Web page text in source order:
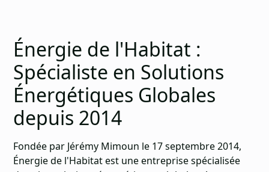
Énergie de l'Habitat :
Spécialiste en Solutions
Énergétiques Globales
depuis 2014
Fondée par Jérémy Mimoun le 17 septembre 2014,
Énergie de l'Habitat est une entreprise spécialisée